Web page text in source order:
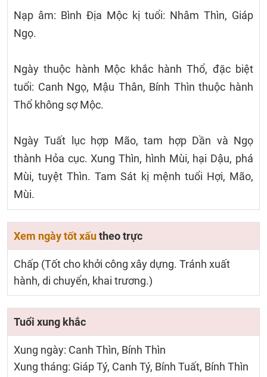
Nạp âm: Bình Địa Mộc kị tuổi: Nhâm Thìn, Giáp
Ngọ.
Ngày thuộc hành Mộc khắc hành Thổ, đặc biệt
tuổi: Canh Ngọ, Mậu Thân, Bính Thìn thuộc hành
Thổ không sợ Mộc.
Ngày Tuất lục hợp Mão, tam hợp Dần và Ngọ
thành Hỏa cục. Xung Thìn, hình Mùi, hại Dậu, phá
Mùi, tuyệt Thìn. Tam Sát kị mệnh tuổi Hợi, Mão,
Mùi.
Xem ngày tốt xấutheo trực
Chấp (Tốt cho khởi công xây dựng. Tránh xuất
hành, di chuyển, khai trương.)
Tuổi xung khắc
Xung ngày: Canh Thìn, Bính Thìn
Xung tháng: Giáp Tý, Canh Tý, Bính Tuất, Bính Thìn